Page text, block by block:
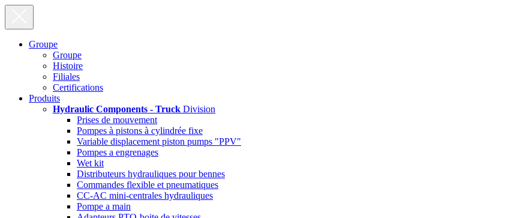
Groupe
Groupe
Histoire
Filiales
Certifications
Produits
Hydraulic Components - Truck Division
Prises de mouvement
Pompes à pistons à cylindrée fixe
Variable displacement piston pumps "PPV"
Pompes a engrenages
Wet kit
Distributeurs hydrauliques pour bennes
Commandes flexible et pneumatiques
CC-AC mini-centrales hydrauliques
Pompe a main